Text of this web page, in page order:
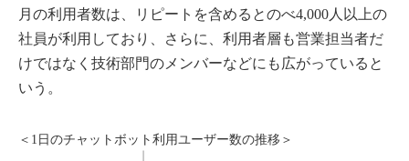
月の利用者数は、リピートを含めるとのべ4,000人以上の
社員が利用しており、さらに、利用者層も営業担当者だ
けではなく技術部門のメンバーなどにも広がっていると
いう。
＜1日のチャットボット利用ユーザー数の推移＞